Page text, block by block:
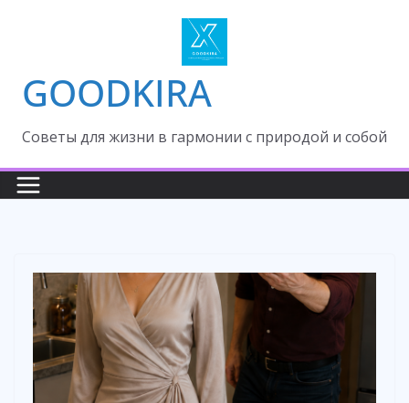
GOODKIRA
Cоветы для жизни в гармонии с природой и собой